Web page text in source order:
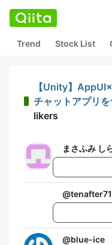
Trend Stock List
【Unity】
チャットアプリ
likers
まさふみ し
@tenafter71
@blue-ice